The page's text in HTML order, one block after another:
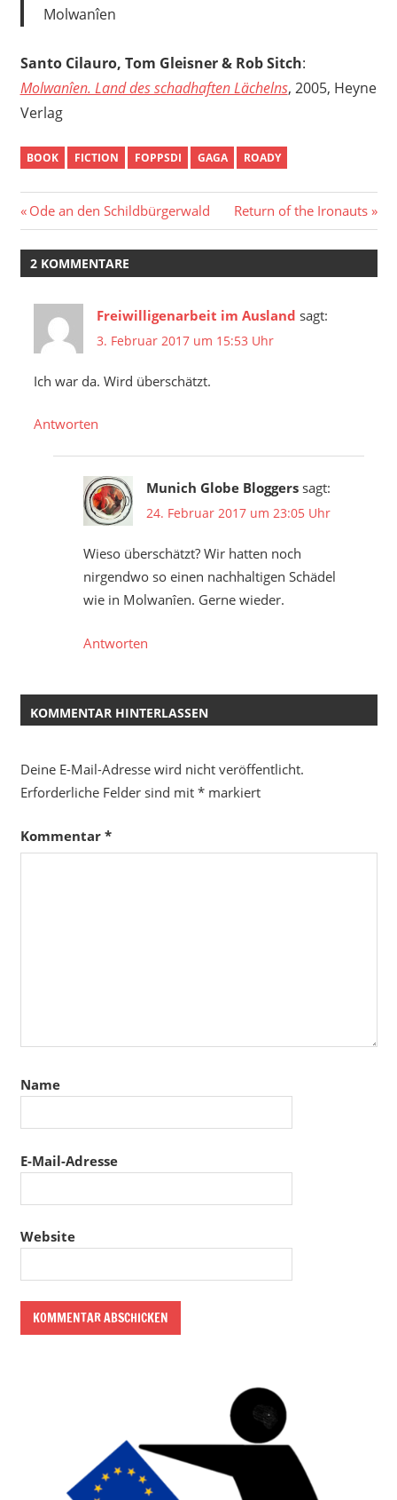
Molwanîen
Santo Cilauro, Tom Gleisner & Rob Sitch:
Molwanîen. Land des schadhaften Lächelns, 2005, Heyne
Verlag
BOOK FICTION FOPPSDI GAGA ROADY
Beitragsnavigation
Vorheriger
Beitrag:
Ode an den Schildbürgerwald
Nächster
Beitrag:
Return of the Ironauts
2 KOMMENTARE
Freiwilligenarbeit im Ausland sagt:
3. Februar 2017 um 15:53 Uhr
Ich war da. Wird überschätzt.
Antworten
Munich Globe Bloggers sagt:
24. Februar 2017 um 23:05 Uhr
Wieso überschätzt? Wir hatten noch
nirgendwo so einen nachhaltigen Schädel
wie in Molwanîen. Gerne wieder.
Antworten
KOMMENTAR HINTERLASSEN
Deine E-Mail-Adresse wird nicht veröffentlicht.
Erforderliche Felder sind mit *markiert
Kommentar *
Name
E-Mail-Adresse
Website